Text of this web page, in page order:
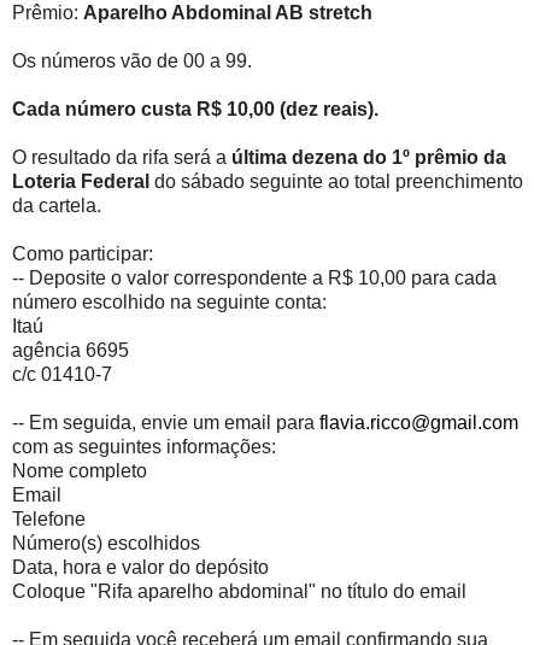
Prêmio: Aparelho Abdominal AB stretch
Os números vão de 00 a 99.
Cada número custa R$ 10,00 (dez reais).
O resultado da rifa será a última dezena do 1º prêmio da
Loteria Federal do sábado seguinte ao total preenchimento
da cartela.
Como participar:
-- Deposite o valor correspondente a R$ 10,00 para cada
número escolhido na seguinte conta:
Itaú
agência 6695
c/c 01410-7
-- Em seguida, envie um email para flavia.ricco@gmail.com
com as seguintes informações:
Nome completo
Email
Telefone
Número(s) escolhidos
Data, hora e valor do depósito
Coloque "Rifa aparelho abdominal" no título do email
-- Em seguida você receberá um email confirmando sua